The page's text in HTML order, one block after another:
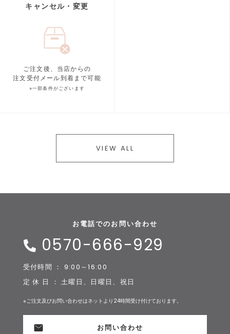
キャンセル・変更
ご注文後、当店からの
注文受付メール到着まで可能
※一部条件がございます
VIEW ALL
お電話でのお問い合わせ
0570-666-929
受付時間 ： 9:00～16:00
定 休 日 ： 土曜日、日曜日、祝日
※ご注文及びお問い合わせはネットより24時間受け付けております。
お問い合わせ